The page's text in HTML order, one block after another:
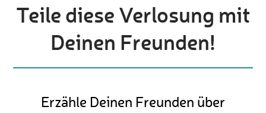
Teile diese Verlosung mit
Deinen Freunden!
Erzähle Deinen Freunden über